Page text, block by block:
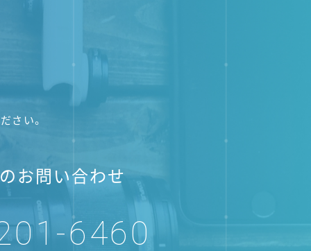
さい。
お問い合わせ
6460